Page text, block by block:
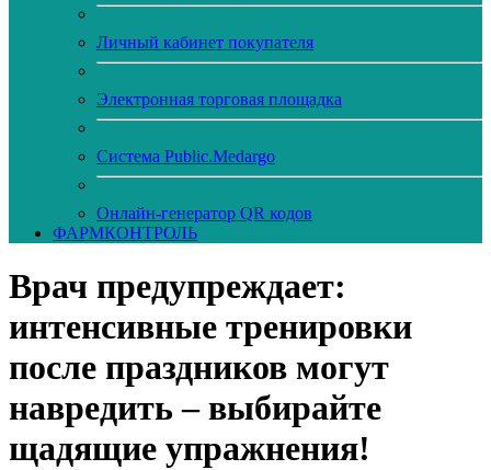
Личный кабинет покупателя
Электронная торговая площадка
Система Public.Medargo
Онлайн-генератор QR кодов
ФАРМКОНТРОЛЬ
Врач предупреждает:
интенсивные тренировки
после праздников могут
навредить – выбирайте
щадящие упражнения!